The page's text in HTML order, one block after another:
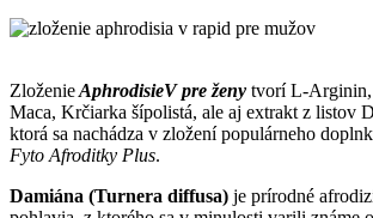
ZloženieAphrodisieV pre ženy tvorí L-Arginin,
Maca, Krčiarka šípolistá, ale aj extrakt z listov
ktorá sa nachádza v zložení populárneho
Fyto Afroditky Plus.
Damiána (Turnera diffusa) je prírodné